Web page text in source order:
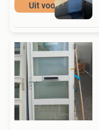
Uit voorraad!